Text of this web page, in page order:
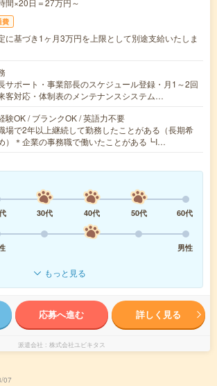
間×20日＝27万円～
費
に基づき1ヶ月3万円を上限として別途支給いたしま
サポート・事業部長のスケジュール登録・月1～2回
客対応・体制表のメンテナンスシステム…
験OK / ブランクOK / 英語力不要
場で2年以上継続して勤務したことがある（長期希
）＊企業の事務職で働いたことがある┗I…
30代 40代 50代
60代
男性
もっと見る
応募へ進む 詳しく見る
派遣会社 株式会社ユビキタス
07